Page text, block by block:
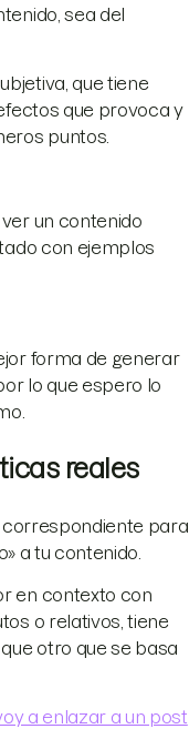
sea del
que tiene
que provoca y
puntos.
un contenido
con ejemplos
forma de generar
lo que espero lo
reales
correspondiente para
a tu contenido.
en contexto con
o relativos, tiene
otro que se basa
a enlazar a un post